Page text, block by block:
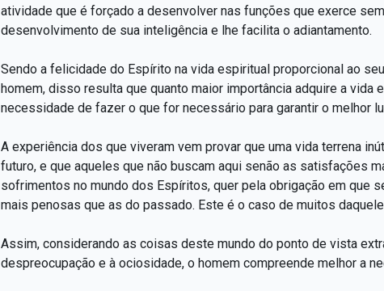
atividade que é forçado a desenvolver nas funções que exerce
desenvolvimento de sua inteligência e lhe facilita o adiantamento.
Sendo a felicidade do Espírito na vida espiritual proporcional ao
homem, disso resulta que quanto maior importância adquire a
necessidade de fazer o que for necessário para garantir o melhor
A experiência dos que viveram vem provar que uma vida terrena
futuro, e que aqueles que não buscam aqui senão as satisfações
sofrimentos no mundo dos Espíritos, quer pela obrigação em que
mais penosas que as do passado. Este é o caso de muitos
Assim, considerando as coisas deste mundo do ponto de vista
despreocupação e à ociosidade, o homem compreende melhor a